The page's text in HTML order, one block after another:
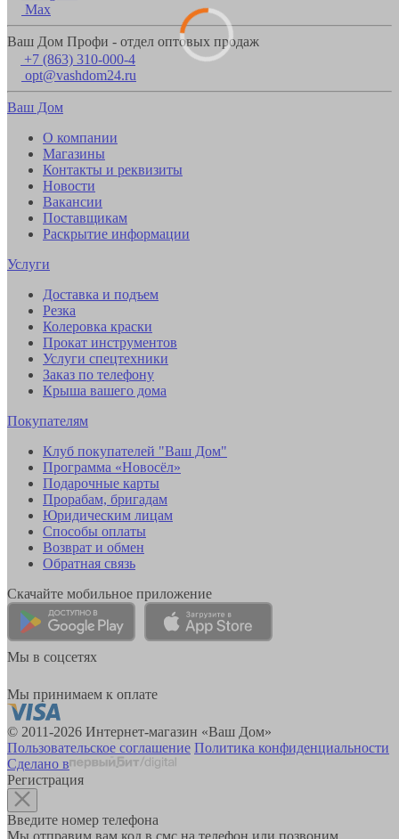
Max
Ваш Дом Профи - отдел оптовых продаж
+7 (863) 310-000-4
opt@vashdom24.ru
Ваш Дом
О компании
Магазины
Контакты и реквизиты
Новости
Вакансии
Поставщикам
Раскрытие информации
Услуги
Доставка и подъем
Резка
Колеровка краски
Прокат инструментов
Услуги спецтехники
Заказ по телефону
Крыша вашего дома
Покупателям
Клуб покупателей "Ваш Дом"
Программа «Новосёл»
Подарочные карты
Прорабам, бригадам
Юридическим лицам
Способы оплаты
Возврат и обмен
Обратная связь
Скачайте мобильное приложение
Мы в соцсетях
Мы принимаем к оплате
© 2011-2026 Интернет-магазин «Ваш Дом»
Пользовательское соглашение Политика конфиденциальности
Сделано в
Регистрация
Введите номер телефона